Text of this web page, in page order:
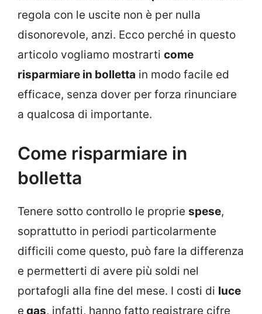
regola con le uscite non è per nulla
disonorevole, anzi. Ecco perché in questo
articolo vogliamo mostrarti come
risparmiare in bolletta in modo facile ed
efficace, senza dover per forza rinunciare
a qualcosa di importante.
Come risparmiare in
bolletta
Tenere sotto controllo le proprie spese,
soprattutto in periodi particolarmente
difficili come questo, può fare la differenza
e permetterti di avere più soldi nel
portafogli alla fine del mese. I costi di luce
e gas, infatti, hanno fatto registrare cifre